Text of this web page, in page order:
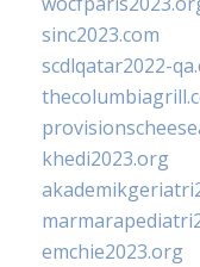
sinc2023.com
scdlqatar2022-
khedi2023.org
emchie2023.org